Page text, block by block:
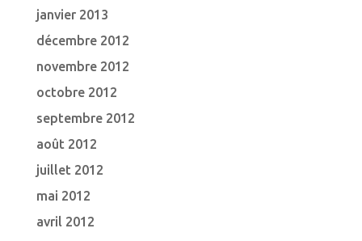
janvier 2013
décembre 2012
novembre 2012
octobre 2012
septembre 2012
août 2012
juillet 2012
mai 2012
avril 2012